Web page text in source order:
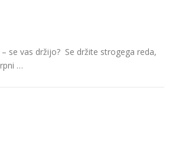
se vas držijo? Se držite strogega reda,
…